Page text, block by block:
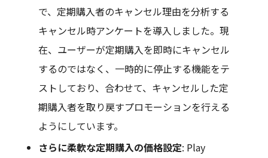
で、定期購入者のキャンセル理由を分析する
キャンセル時アンケートを導入しました。現
在、ユーザーが定期購入を即時にキャンセル
するのではなく、一時的に停止する機能をテ
ストしており、合わせて、キャンセルした定
期購入者を取り戻すプロモーションを行える
ようにしています。
さらに柔軟な定期購入の価格設定: Play